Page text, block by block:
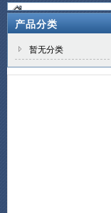
产品分类
暂无分类